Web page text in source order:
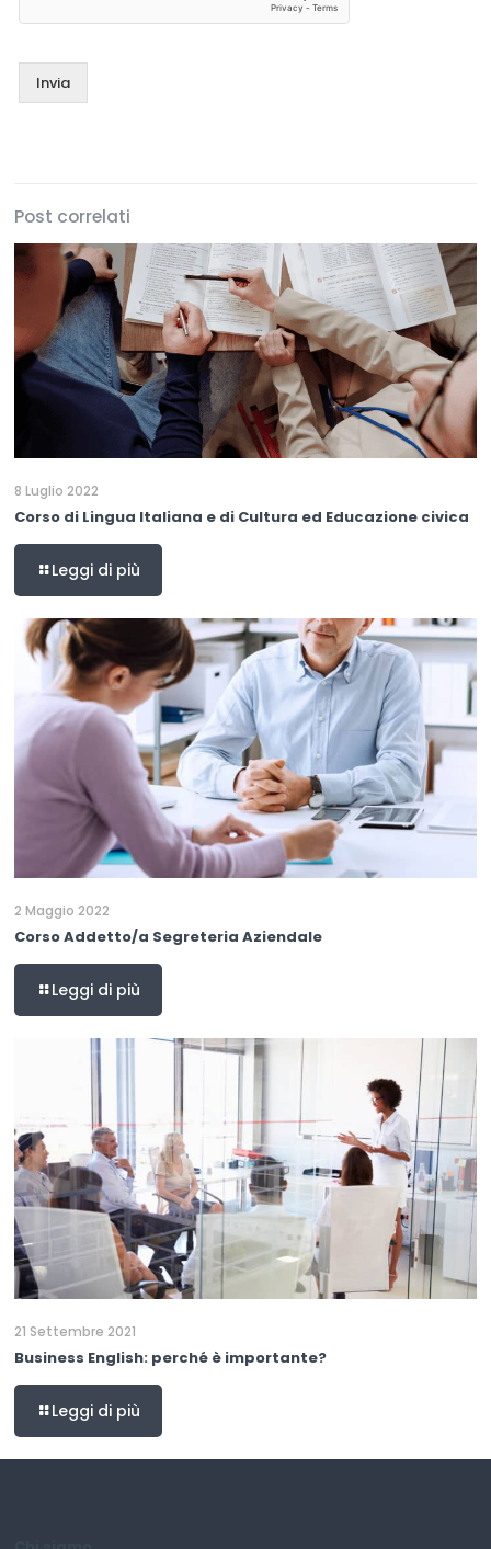
Invia
Post correlati
8 Luglio 2022
Corso di Lingua Italiana e di Cultura ed Educazione civica
Leggi di più
2 Maggio 2022
Corso Addetto/a Segreteria Aziendale
Leggi di più
21 Settembre 2021
Business English: perché è importante?
Leggi di più